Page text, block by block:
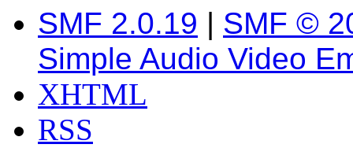
SMF 2.0.19 | SMF ©
Simple Audio Video
XHTML
RSS